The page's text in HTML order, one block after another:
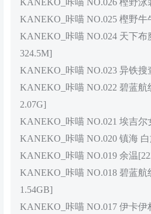
KANEKO_咔喵 NO.025 樫野牛
KANEKO_咔喵 NO.024 天下布
324.5M]
KANEKO_咔喵 NO.023 异铁搜
KANEKO_咔喵 NO.022 碧蓝航
2.07G]
KANEKO_咔喵 NO.021 埃吉尔
KANEKO_咔喵 NO.020 镇海
KANEKO_咔喵 NO.019 余温
KANEKO_咔喵 NO.018 碧蓝航
1.54GB]
KANEKO_咔喵 NO.017 伊卡伊